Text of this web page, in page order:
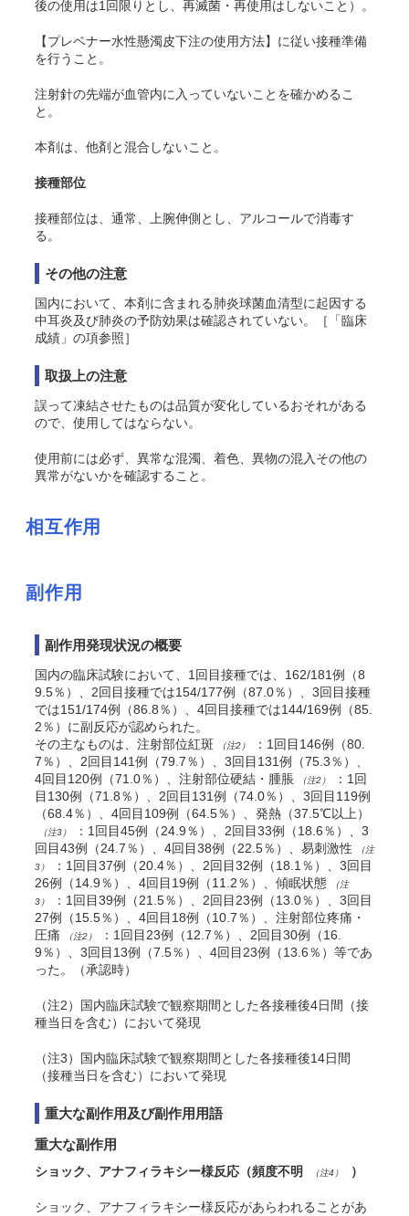
後の使用は1回限りとし、再滅菌・再使用はしないこと）。
【プレベナー水性懸濁皮下注の使用方法】に従い接種準備
を行うこと。
注射針の先端が血管内に入っていないことを確かめるこ
と。
本剤は、他剤と混合しないこと。
接種部位
接種部位は、通常、上腕伸側とし、アルコールで消毒す
る。
その他の注意
国内において、本剤に含まれる肺炎球菌血清型に起因する
中耳炎及び肺炎の予防効果は確認されていない。［「臨床
成績」の項参照］
取扱上の注意
誤って凍結させたものは品質が変化しているおそれがある
ので、使用してはならない。
使用前には必ず、異常な混濁、着色、異物の混入その他の
異常がないかを確認すること。
相互作用
副作用
副作用発現状況の概要
国内の臨床試験において、1回目接種では、162/181例（8
9.5％）、2回目接種では154/177例（87.0％）、3回目接種
では151/174例（86.8％）、4回目接種では144/169例（85.
2％）に副反応が認められた。
その主なものは、注射部位紅斑
（注2）
：1回目146例（80.
7％）、2回目141例（79.7％）、3回目131例（75.3％）、
4回目120例（71.0％）、注射部位硬結・腫脹
（注2）
：1回
目130例（71.8％）、2回目131例（74.0％）、3回目119例
（68.4％）、4回目109例（64.5％）、発熱（37.5℃以上）
（注3）
：1回目45例（24.9％）、2回目33例（18.6％）、3
回目43例（24.7％）、4回目38例（22.5％）、易刺激性
（注
3）
：1回目37例（20.4％）、2回目32例（18.1％）、3回目
26例（14.9％）、4回目19例（11.2％）、傾眠状態
（注
3）
：1回目39例（21.5％）、2回目23例（13.0％）、3回目
27例（15.5％）、4回目18例（10.7％）、注射部位疼痛・
圧痛
（注2）
：1回目23例（12.7％）、2回目30例（16.
9％）、3回目13例（7.5％）、4回目23例（13.6％）等であ
った。（承認時）
（注2）国内臨床試験で観察期間とした各接種後4日間（接
種当日を含む）において発現
（注3）国内臨床試験で観察期間とした各接種後14日間
（接種当日を含む）において発現
重大な副作用及び副作用用語
重大な副作用
ショック、アナフィラキシー様反応（頻度不明 （注4） ）
ショック、アナフィラキシー様反応があらわれることがあ